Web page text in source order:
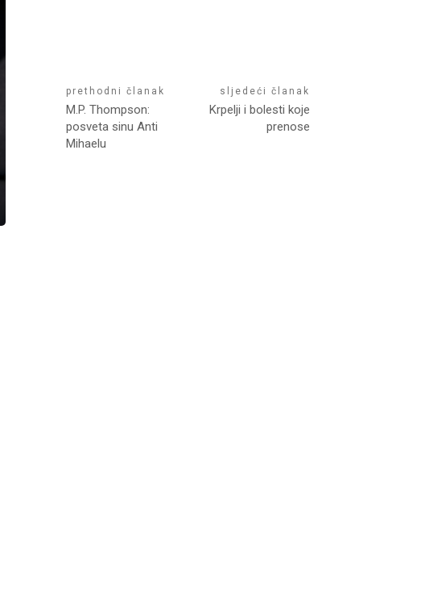
prethodni članak
M.P. Thompson:
posveta sinu Anti
Mihaelu
sljedeći članak
Krpelji i bolesti koje
prenose